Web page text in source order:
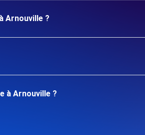
Arnouville ?
à Arnouville ?